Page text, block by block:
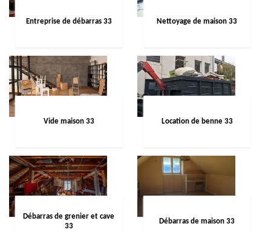
Entreprise de débarras 33 Nettoyage de maison 33
Vide maison 33 Location de benne 33
Débarras de grenier et cave
33
Débarras de maison 33